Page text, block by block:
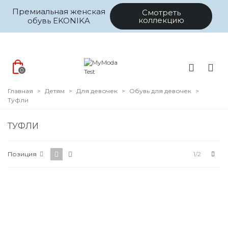
Премиальная женская
обувь EKONIKA
Смотреть
коллекцию
0
Главная > Детям > Для девочек > Обувь для девочек >
Туфли
Цена
ТУФЛИ
Позиция 1/2